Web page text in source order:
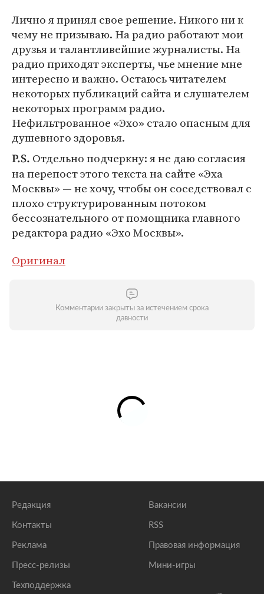
Лично я принял свое решение. Никого ни к
чему не призываю. На радио работают мои
друзья и талантливейшие журналисты. На
радио приходят эксперты, чье мнение мне
интересно и важно. Остаюсь читателем
некоторых публикаций сайта и слушателем
некоторых программ радио.
Нефильтрованное «Эхо» стало опасным для
душевного здоровья.
P.S. Отдельно подчеркну: я не даю согласия
на перепост этого текста на сайте «Эха
Москвы» — не хочу, чтобы он соседствовал с
плохо структурированным потоком
бессознательного от помощника главного
редактора радио «Эхо Москвы».
Оригинал
Комментарии закрыты за истечением срока
давности
Редакция
Контакты
Реклама
Пресс-релизы
Техподдержка
Вакансии
RSS
Правовая информация
Мини-игры